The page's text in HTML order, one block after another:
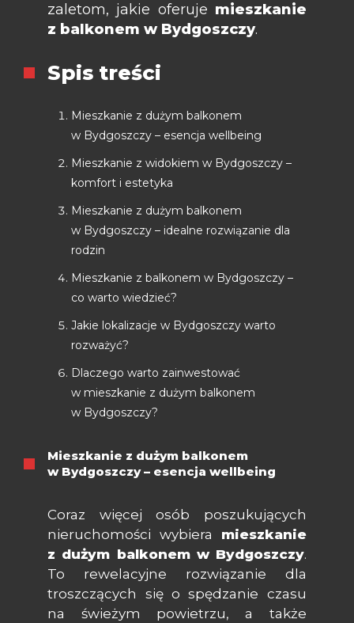
zaletom, jakie oferuje mieszkanie
z balkonem w Bydgoszczy.
Spis treści
Mieszkanie z dużym balkonem
w Bydgoszczy – esencja wellbeing
Mieszkanie z widokiem w Bydgoszczy –
komfort i estetyka
Mieszkanie z dużym balkonem
w Bydgoszczy – idealne rozwiązanie dla
rodzin
Mieszkanie z balkonem w Bydgoszczy –
co warto wiedzieć?
Jakie lokalizacje w Bydgoszczy warto
rozważyć?
Dlaczego warto zainwestować
w mieszkanie z dużym balkonem
w Bydgoszczy?
Mieszkanie z dużym balkonem
w Bydgoszczy – esencja wellbeing
Coraz więcej osób poszukujących
nieruchomości wybiera mieszkanie
z dużym balkonem w Bydgoszczy.
To rewelacyjne rozwiązanie dla
troszczących się o spędzanie czasu
na świeżym powietrzu, a także